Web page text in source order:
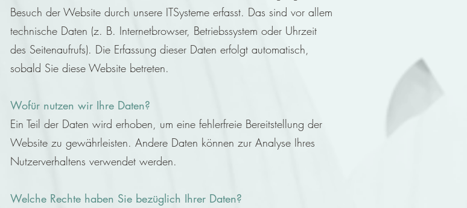
Besuch der Website durch unsere ITSysteme erfasst. Das sind vor allem
technische Daten (z. B. Internetbrowser, Betriebssystem oder Uhrzeit
des Seitenaufrufs). Die Erfassung dieser Daten erfolgt automatisch,
sobald Sie diese Website betreten.
Wofür nutzen wir Ihre Daten?
Ein Teil der Daten wird erhoben, um eine fehlerfreie Bereitstellung der
Website zu gewährleisten. Andere Daten können zur Analyse Ihres
Nutzerverhaltens verwendet werden.
Welche Rechte haben Sie bezüglich Ihrer Daten?